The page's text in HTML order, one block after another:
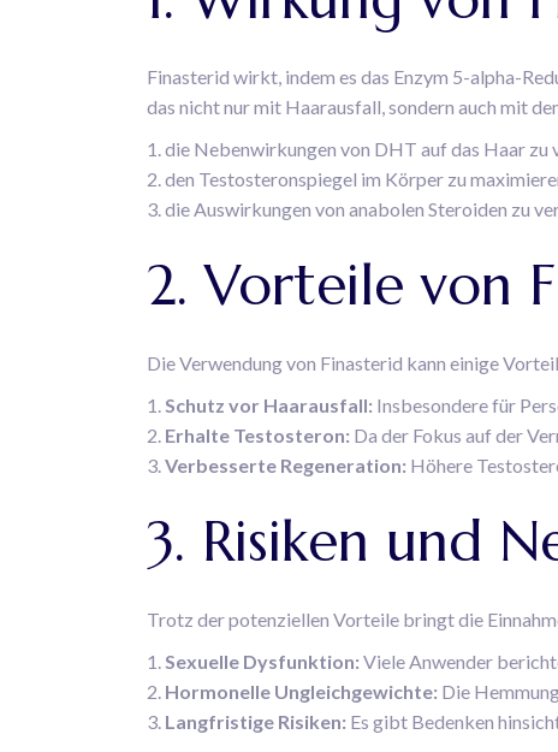
Finasterid wirkt, indem es das Enzym 5-alpha-
das nicht nur mit Haarausfall, sondern auch mit
die Nebenwirkungen von DHT auf das Haar zu
den Testosteronspiegel im Körper zu
die Auswirkungen von anabolen Steroiden zu
2. Vorteile von
Die Verwendung von Finasterid kann einige
Schutz vor Haarausfall: Insbesondere für
Erhalte Testosteron: Da der Fokus auf der
Verbesserte Regeneration: Höhere
3. Risiken und
Trotz der potenziellen Vorteile bringt die
Sexuelle Dysfunktion: Viele Anwender
Hormonelle Ungleichgewichte: Die
Langfristige Risiken: Es gibt Bedenken